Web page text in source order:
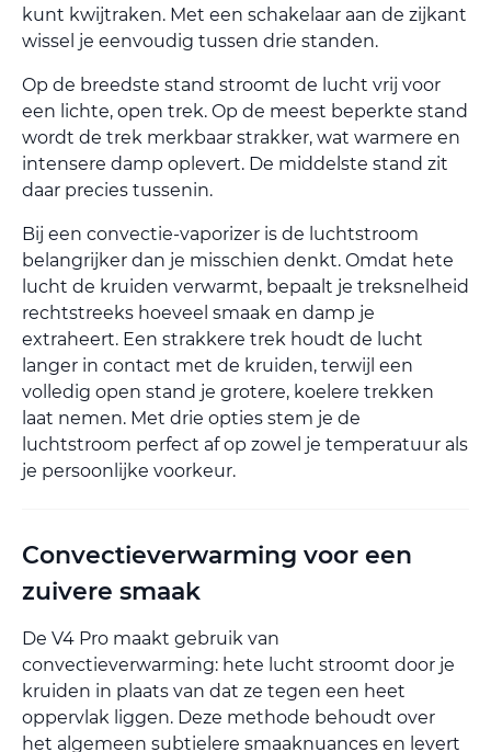
kunt kwijtraken. Met een schakelaar aan de zijkant
wissel je eenvoudig tussen drie standen.
Op de breedste stand stroomt de lucht vrij voor
een lichte, open trek. Op de meest beperkte stand
wordt de trek merkbaar strakker, wat warmere en
intensere damp oplevert. De middelste stand zit
daar precies tussenin.
Bij een convectie-vaporizer is de luchtstroom
belangrijker dan je misschien denkt. Omdat hete
lucht de kruiden verwarmt, bepaalt je treksnelheid
rechtstreeks hoeveel smaak en damp je
extraheert. Een strakkere trek houdt de lucht
langer in contact met de kruiden, terwijl een
volledig open stand je grotere, koelere trekken
laat nemen. Met drie opties stem je de
luchtstroom perfect af op zowel je temperatuur als
je persoonlijke voorkeur.
Convectieverwarming voor een
zuivere smaak
De V4 Pro maakt gebruik van
convectieverwarming: hete lucht stroomt door je
kruiden in plaats van dat ze tegen een heet
oppervlak liggen. Deze methode behoudt over
het algemeen subtielere smaaknuances en levert